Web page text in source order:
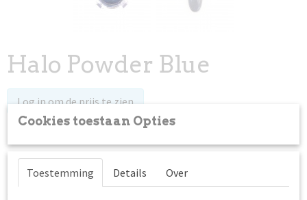
Halo Powder Blue
Log in om de prijs te zien
Specificaties
Cookies toestaan Opties
Toestemming Details Over